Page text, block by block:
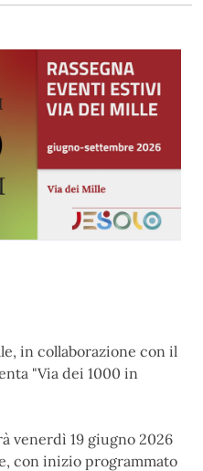
in collaborazione con il
"Via dei 1000 in
venerdì 19 giugno 2026
con inizio programmato